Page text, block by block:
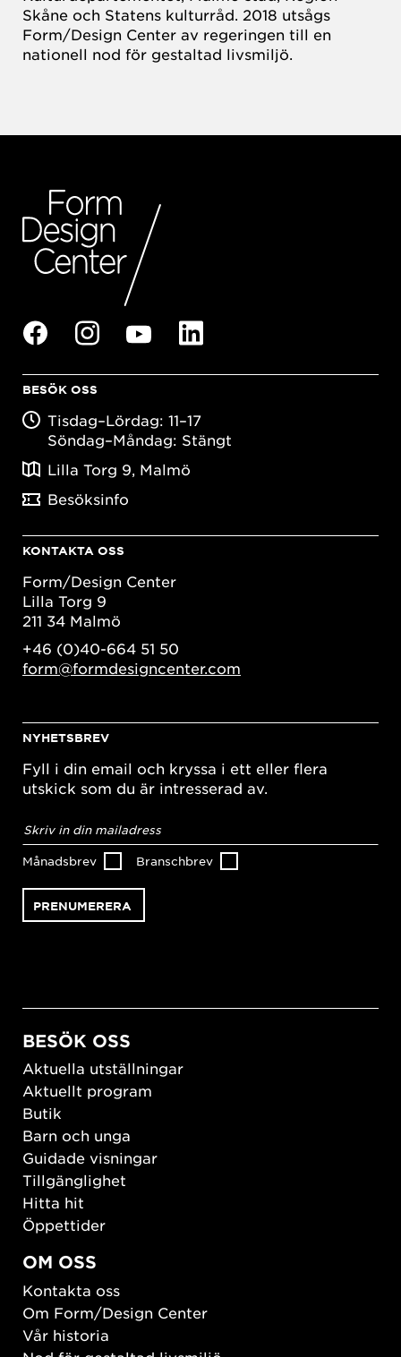
Skåne och Statens kulturråd. 2018 utsågs
Form/Design Center av regeringen till en
nationell nod för gestaltad livsmiljö.
BESÖK OSS
Tisdag–Lördag: 11–17
Söndag–Måndag: Stängt
Lilla Torg 9, Malmö
Besöksinfo
KONTAKTA OSS
Form/Design Center
Lilla Torg 9
211 34 Malmö
+46 (0)40-664 51 50
form@formdesigncenter.com
NYHETSBREV
Fyll i din email och kryssa i ett eller flera
utskick som du är intresserad av.
postadress*
Månadsbrev Branschbrev
BESÖK OSS
Aktuella utställningar
Aktuellt program
Butik
Barn och unga
Guidade visningar
Tillgänglighet
Hitta hit
Öppettider
OM OSS
Kontakta oss
Om Form/Design Center
Vår historia